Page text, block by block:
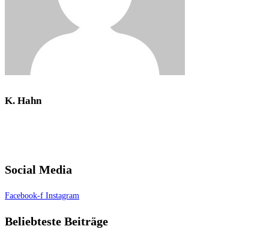
K. Hahn
Social Media
Facebook-f Instagram
Beliebteste Beiträge